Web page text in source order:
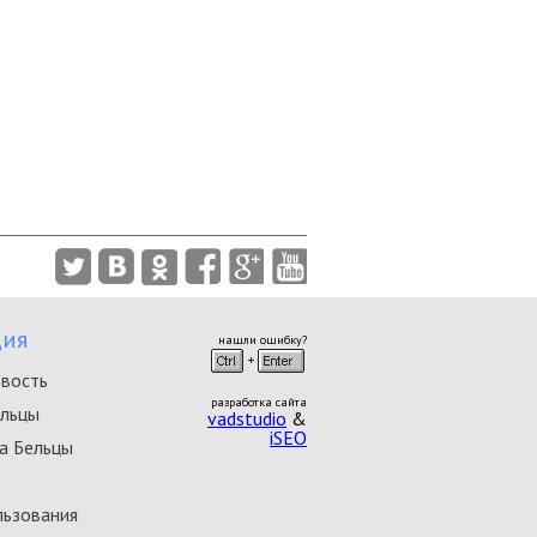
Бельцы
нашли ошибку?
разработка сайта
vadstudio &
iSEO